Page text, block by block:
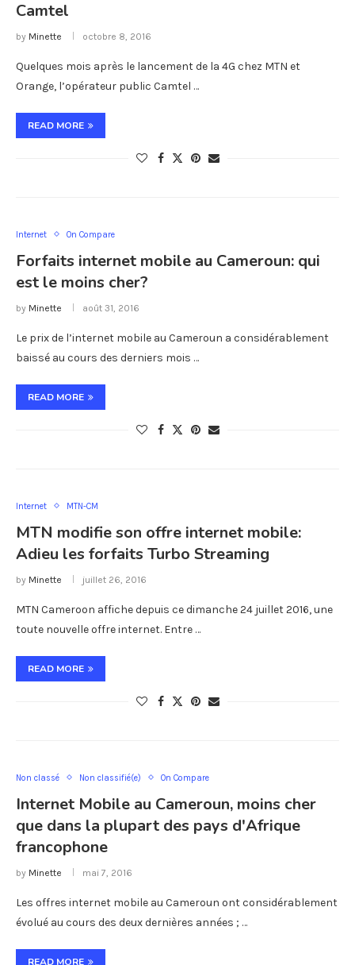
Camtel
by Minette octobre 8, 2016
Quelques mois après le lancement de la 4G chez MTN et
Orange, l’opérateur public Camtel …
READ MORE
Internet On Compare
Forfaits internet mobile au Cameroun: qui
est le moins cher?
by Minette août 31, 2016
Le prix de l’internet mobile au Cameroun a considérablement
baissé au cours des derniers mois …
READ MORE
Internet MTN-CM
MTN modifie son offre internet mobile:
Adieu les forfaits Turbo Streaming
by Minette juillet 26, 2016
MTN Cameroon affiche depuis ce dimanche 24 juillet 2016, une
toute nouvelle offre internet. Entre …
READ MORE
Non classé Non classifié(e) On Compare
Internet Mobile au Cameroun, moins cher
que dans la plupart des pays d'Afrique
francophone
by Minette mai 7, 2016
Les offres internet mobile au Cameroun ont considérablement
évolué au cours des deux dernières années ; …
READ MORE